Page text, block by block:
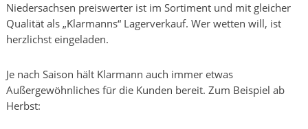
Niedersachsen preiswerter ist im Sortiment und mit gleicher
Qualität als „Klarmanns“ Lagerverkauf. Wer wetten will, ist
herzlichst eingeladen.
Je nach Saison hält Klarmann auch immer etwas
Außergewöhnliches für die Kunden bereit. Zum Beispiel ab
Herbst: